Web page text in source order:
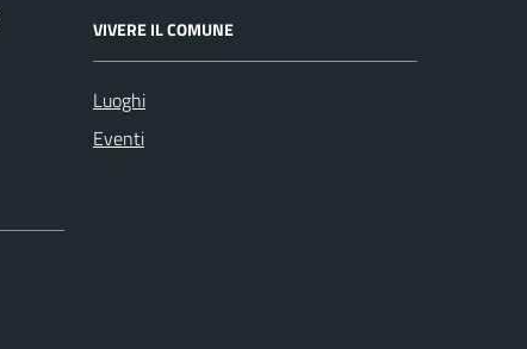
VIVERE IL COMUNE
Luoghi
Eventi